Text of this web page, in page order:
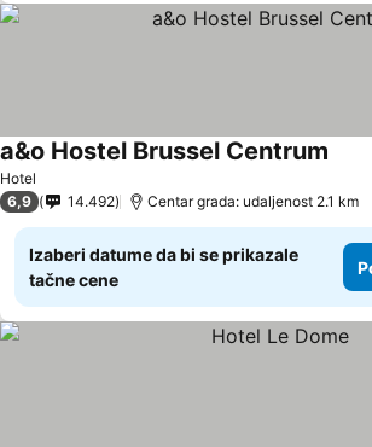
Hotel
a&o Hostel Brussel Centrum
6,9 14.492 Centar grada: udaljenost 2.1 km
Izaberi datume da bi se prikazale
tačne cene